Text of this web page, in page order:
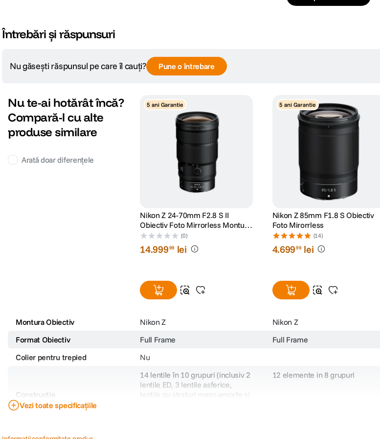
Întrebări și răspunsuri
Nu găsești răspunsul pe care îl cauți? Pune o întrebare
Nu te-ai hotărât încă?
Compară-l cu alte
produse similare
Arată doar diferențele
5 ani Garantie
Nikon Z 24-70mm F2.8 S II
Obiectiv Foto Mirrorless Montura
Z
(0)
14.99999 lei
5 ani Garantie
Nikon Z 85mm F1.8 S Obiectiv
Foto Mirorrless
(14)
4.69999 lei
Montura Obiectiv Nikon Z Nikon Z
Format Obiectiv
Full Frame Full Frame
Colier pentru trepied
Nu
Constructie
14 lentile în 10 grupuri (inclusiv 2
lentile ED, 3 lentile asferice,
lentile cu straturi mezo-amorfe și
12 elemente in 8 grupuri
Vezi toate specificațiile